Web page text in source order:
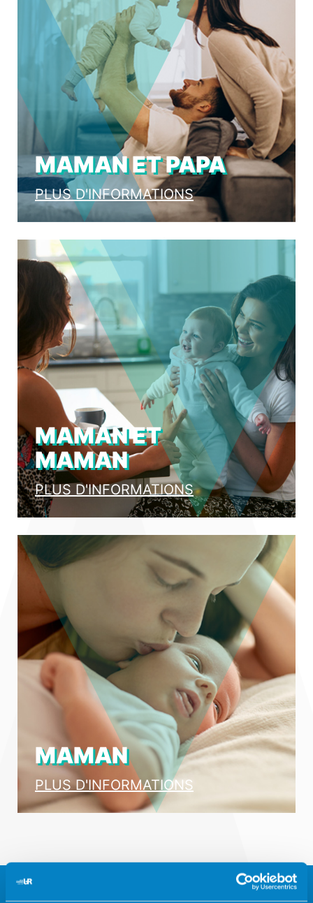
MAMAN ET PAPA
PLUS D'INFORMATIONS
MAMAN ET
MAMAN
PLUS D'INFORMATIONS
MAMAN
PLUS D'INFORMATIONS